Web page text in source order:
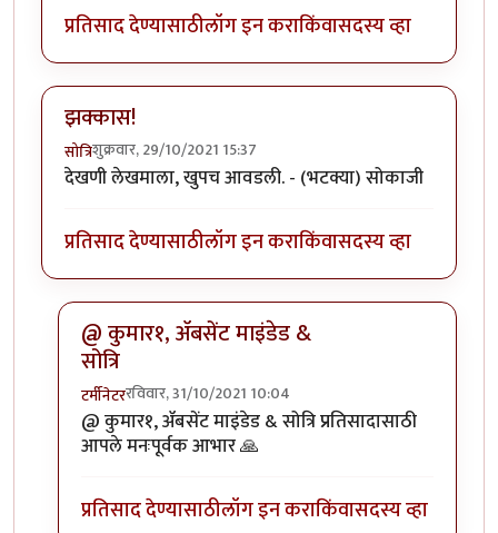
प्रतिसाद देण्यासाठीलॉग इन कराकिंवासदस्य व्हा
झक्कास!
सोत्रिशुक्रवार, 29/10/2021 15:37
देखणी लेखमाला, खुपच आवडली. - (भटक्या) सोकाजी
प्रतिसाद देण्यासाठीलॉग इन कराकिंवासदस्य व्हा
@ कुमार१, ॲबसेंट माइंडेड &
सोत्रि
टर्मीनेटररविवार, 31/10/2021 10:04
In reply toझक्कास!byसोत्रि
@ कुमार१, ॲबसेंट माइंडेड & सोत्रि प्रतिसादासाठी
आपले मनःपूर्वक आभार 🙏
प्रतिसाद देण्यासाठीलॉग इन कराकिंवासदस्य व्हा